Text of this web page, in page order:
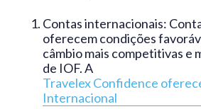
Contas internacionais:
oferecem condições
câmbio mais competitivas e
de IOF. A
Travelex Confidence
Internacional